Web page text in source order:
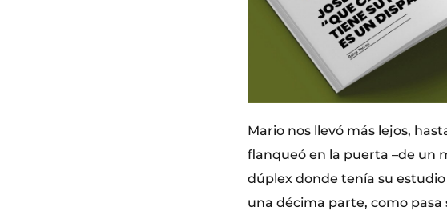
Mario nos llevó más lejos,
flanqueó en la puerta –de un
dúplex donde tenía su
una décima parte, como pasa